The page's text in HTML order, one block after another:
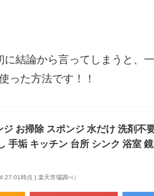
結論から言ってしまうと、
った方法です！！
ジ お掃除 スポンジ 水だけ 洗剤不
手垢 キッチン 台所 シンク 浴室
時点 | 楽天市場調べ）